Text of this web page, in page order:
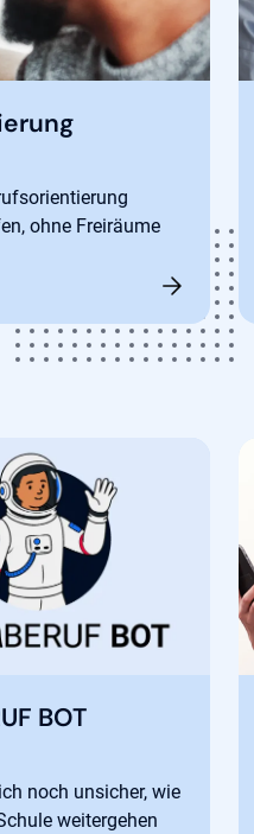
ohne Freiräume
BOT
noch unsicher, wie
weitergehen